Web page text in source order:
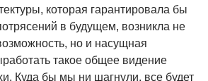
которая гарантировала бы
в будущем, возникла не
но и насущная
такое общее видение
Куда бы мы ни шагнули, все будет